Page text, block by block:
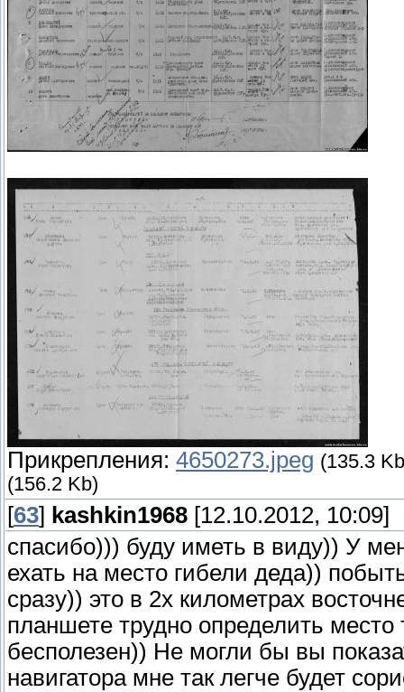
Прикрепления: 4650273.jpeg (135.3
(156.2 Kb)
[63] kashkin1968 [12.10.2012, 10:09]
спасибо))) буду иметь в виду)) У
ехать на место гибели деда))
сразу)) это в 2х километрах
планшете трудно определить
бесполезен)) Не могли бы вы
навигатора мне так легче будет